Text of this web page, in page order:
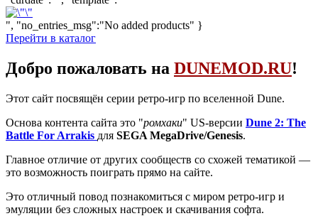
", "no_entries_msg":"No added products" }
Перейти в каталог
Добро пожаловать на DUNEMOD.RU!
Этот сайт посвящён серии ретро-игр по вселенной Dune.
Основа контента сайта это "ромхаки" US-версии Dune 2: The
Battle For Arrakis для SEGA MegaDrive/Genesis.
Главное отличие от других сообществ со схожей тематикой —
это возможность поиграть прямо на сайте.
Это отличный повод познакомиться с миром ретро-игр и
эмуляции без сложных настроек и скачивания софта.